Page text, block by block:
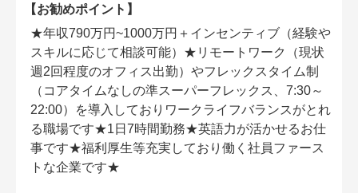
【お勧めポイント】
★年収790万円~1000万円＋インセンティブ（経験や
スキルに応じて相談可能）★リモートワーク（現状
週2回程度のオフィス出勤）やフレックスタイム制
（コアタイムなしの準スーパーフレックス、7:30～
22:00）を導入しておりワークライフバランスがとれ
る職場です★1日7時間勤務★英語力が活かせるお仕
事です★福利厚生等充実しており働く社員ファース
トな企業です★